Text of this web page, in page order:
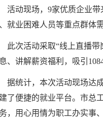
活动现场，9家优质企业
就业困难人员等重点群体
此次活动采取“线上直播
、讲解薪资福利，吸引
据统计，本次活动现场达
了便捷的就业平台。市总
，用心用情为职工办实事